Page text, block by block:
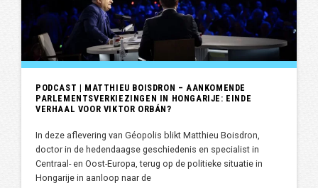
PODCAST | MATTHIEU BOISDRON – AANKOMENDE
PARLEMENTSVERKIEZINGEN IN HONGARIJE: EINDE
VERHAAL VOOR VIKTOR ORBÁN?
In deze aflevering van Géopolis blikt Matthieu Boisdron,
doctor in de hedendaagse geschiedenis en specialist in
Centraal- en Oost-Europa, terug op de politieke situatie in
Hongarije in aanloop naar de